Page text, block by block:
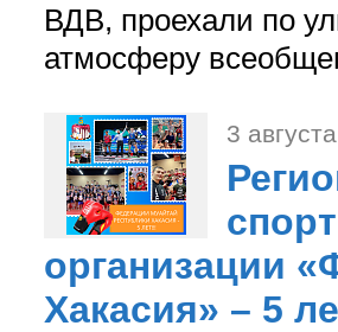
ВДВ, проехали по
атмосферу
3
организации
Хакасия» – 5